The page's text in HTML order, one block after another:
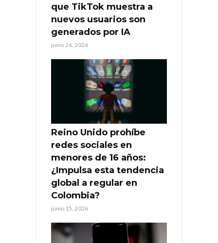
que TikTok muestra a
nuevos usuarios son
generados por IA
junio 26, 2026
Reino Unido prohíbe
redes sociales en
menores de 16 años:
¿Impulsa esta tendencia
global a regular en
Colombia?
junio 15, 2026